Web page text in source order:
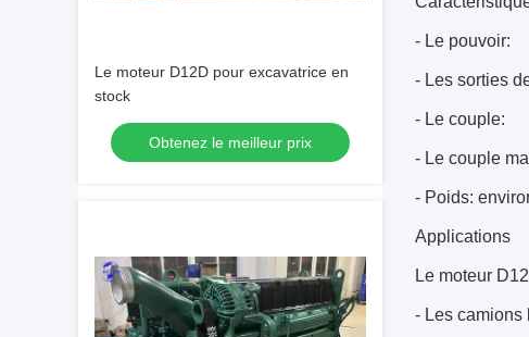
Le moteur D12D pour excavatrice en
stock
Obtenez le meilleur prix
- Le pouvoir:
- Les sorties
- Le couple:
- Le couple
- Poids:
Applications
Le moteur
- Les camions